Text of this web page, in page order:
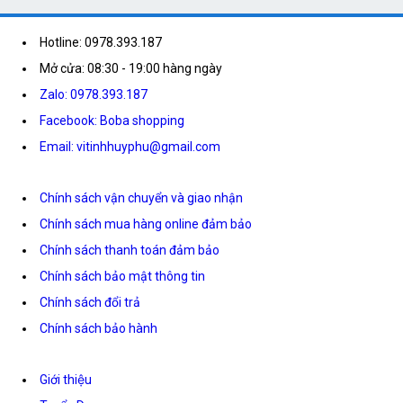
Hotline: 0978.393.187
Mở cửa: 08:30 - 19:00 hàng ngày
Zalo: 0978.393.187
Facebook: Boba shopping
Email: vitinhhuyphu@gmail.com
Chính sách vận chuyển và giao nhận
Chính sách mua hàng online đảm bảo
Chính sách thanh toán đảm bảo
Chính sách bảo mật thông tin
Chính sách đổi trả
Chính sách bảo hành
Giới thiệu